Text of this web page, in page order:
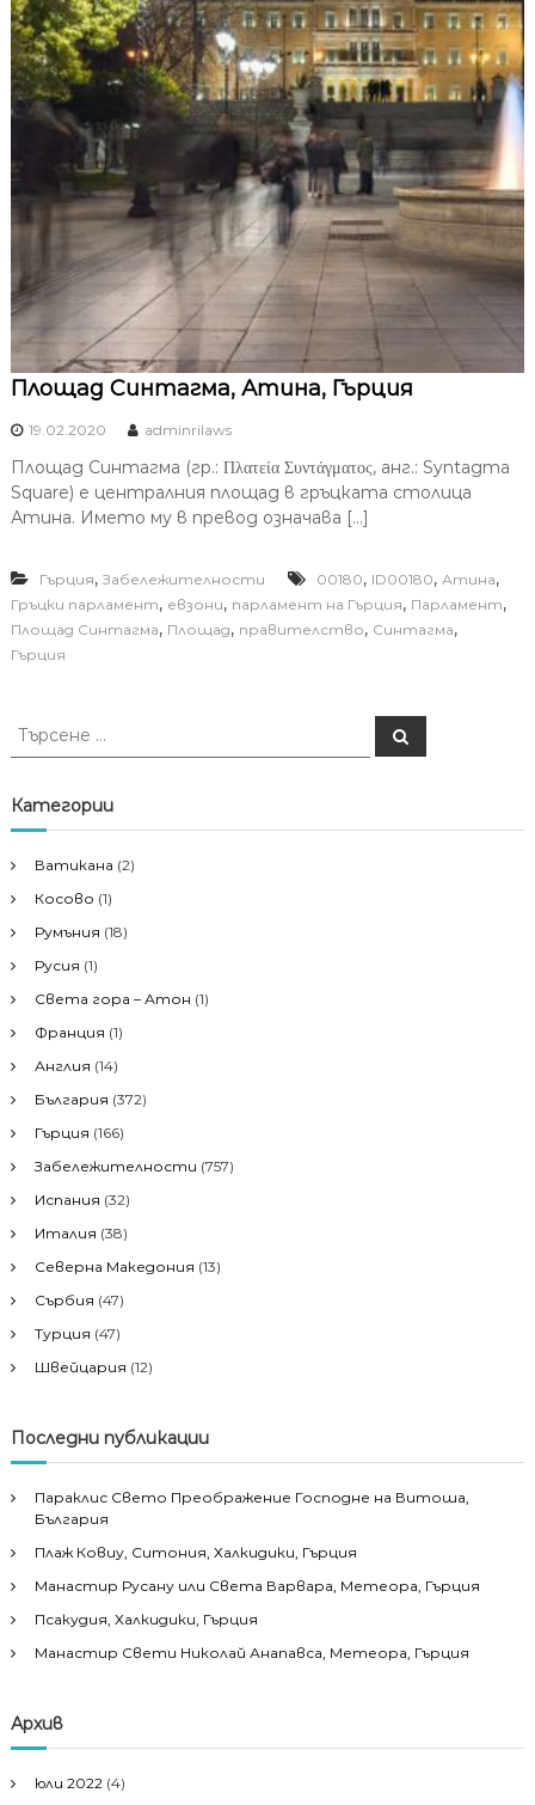
Площад Синтагма, Атина, Гърция
19.02.2020 adminrilaws
Площад Синтагма (гр.: Πλατεία Συντάγματος, анг.: Syntagma
Square) е централния площад в гръцката столица
Атина. Името му в превод означава […]
Гърция, Забележителности 00180, ID00180, Атина,
Гръцки парламент, евзони, парламент на Гърция, Парламент,
Площад Синтагма, Площад, правителство, Синтагма,
Гърция
Т
с
е
е
з
а
Т
ъ
е
Категории
Ватикана (2)
Косово (1)
Румъния (18)
Русия (1)
Света гора – Атон (1)
Франция (1)
Англия (14)
България (372)
Гърция (166)
Забележителности (757)
Испания (32)
Италия (38)
Северна Македония (13)
Сърбия (47)
Турция (47)
Швейцария (12)
Последни публикации
Параклис Свето Преображение Господне на Витоша,
България
Плаж Ковиу, Ситония, Халкидики, Гърция
Манастир Русану или Света Варвара, Метеора, Гърция
Псакудия, Халкидики, Гърция
Манастир Свети Николай Анапавса, Метеора, Гърция
Архив
юли 2022 (4)